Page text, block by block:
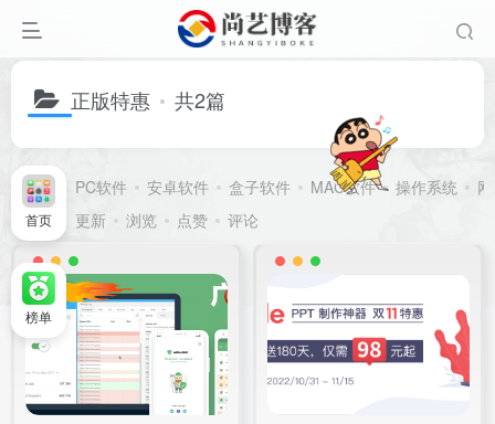
正版特惠 共2篇
分类 PC软件 安卓软件 盒子软件 MAC软件 操作系统
排序
更新 浏览 点赞 评论
置顶
首页
榜单